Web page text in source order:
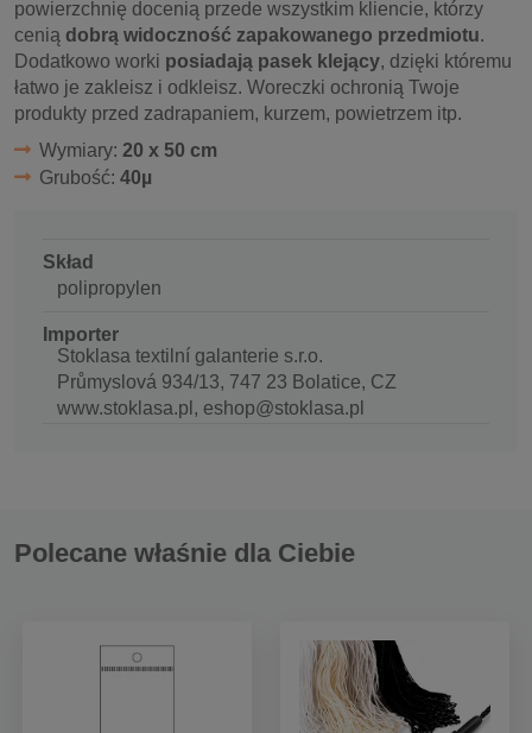
powierzchnię docenią przede wszystkim kliencie, którzy
cenią dobrą widoczność zapakowanego przedmiotu.
Dodatkowo worki posiadają pasek klejący, dzięki któremu
łatwo je zakleisz i odkleisz. Woreczki ochronią Twoje
produkty przed zadrapaniem, kurzem, powietrzem itp.
Wymiary: 20 x 50 cm
Grubość: 40µ
Skład
polipropylen
Importer
Stoklasa textilní galanterie s.r.o.
Průmyslová 934/13, 747 23 Bolatice, CZ
www.stoklasa.pl, eshop@stoklasa.pl
Polecane właśnie dla Ciebie